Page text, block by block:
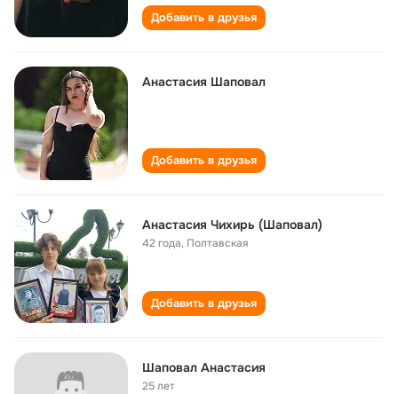
Добавить в друзья
Анастасия Шаповал
Добавить в друзья
Анастасия Чихирь (Шаповал)
42 года, Полтавская
Добавить в друзья
Шаповал Анастасия
25 лет